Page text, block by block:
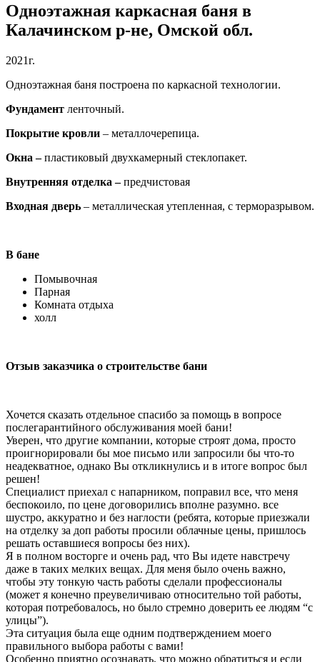
Одноэтажная каркасная баня в
Калачинском р-не, Омской обл.
2021г.
Одноэтажная баня построена по каркасной технологии.
Фундамент ленточный.
Покрытие кровли – металлочерепица.
Окна –пластиковый двухкамерный стеклопакет.
Внутренняя отделка –предчистовая
Входная дверь – металлическая утепленная, с терморазрывом.
В бане
Помывочная
Парная
Комната отдыха
холл
Отзыв заказчика о строительстве бани
Хочется сказать отдельное спасибо за помощь в вопросе
послегарантийного обслуживания моей бани!
Уверен, что другие компании, которые строят дома, просто
проигнорировали бы мое письмо или запросили бы что-то
неадекватное, однако Вы откликнулись и в итоге вопрос был
решен!
Специалист приехал с напарником, поправил все, что меня
беспокоило, по цене договорились вполне разумно. все
шустро, аккуратно и без наглости (ребята, которые приезжали
на отделку за доп работы просили облачные цены, пришлось
решать оставшиеся вопросы без них).
Я в полном восторге и очень рад, что Вы идете навстречу
даже в таких мелких вещах. Для меня было очень важно,
чтобы эту тонкую часть работы сделали профессионалы
(может я конечно преувеличиваю относительно той работы,
которая потребовалось, но было стремно доверить ее людям “с
улицы”).
Эта ситуация была еще одним подтверждением моего
правильного выбора работы с вами!
Особенно приятно осознавать, что можно обратиться и если